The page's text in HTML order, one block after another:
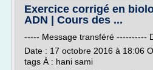
Exercice corrigé en
ADN | Cours des ...
----- Message transféré ----------
Date : 17 octobre 2016 à 18:06
tags À : hani sami